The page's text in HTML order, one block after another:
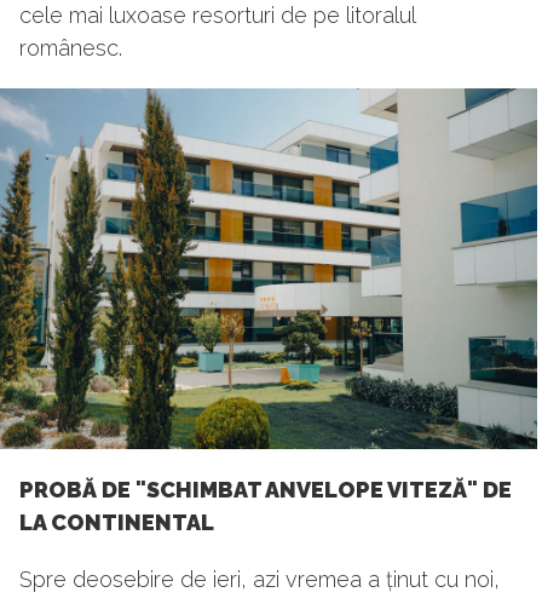
cele mai luxoase resorturi de pe litoralul
românesc.
PROBĂ DE "SCHIMBAT ANVELOPE VITEZĂ" DE
LA CONTINENTAL
Spre deosebire de ieri, azi vremea a ținut cu noi,